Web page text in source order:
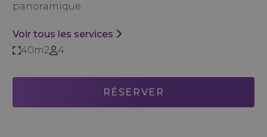
panoramique.
Voir tous les services
40m2
4
RÉSERVER